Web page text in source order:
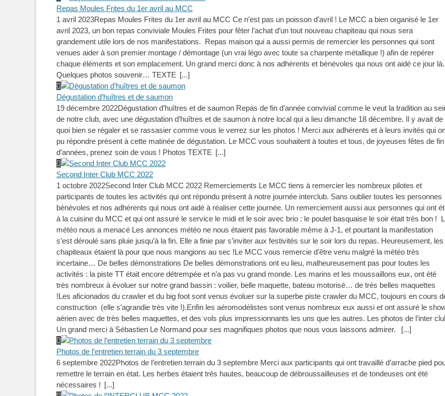
Repas Moules Frites du 1er avril au MCC
1 avril 2023Repas Moules Frites du 1er avril au MCC Ce n’est pas un poisson d’avril ! Le MCC a bien organisé le 1er
avril 2023, un bon repas conviviale Moules Frites pour fêter l’achat d’un tout nouveau chapiteau qui nous sera
grandement utile lors de nos manifestations. Repas maison qui a aussi permis de remercier les personnes qui sont
venues aider à son premier montage / démontage (un vrai légo avec toute sa charpente métallique !) afin de repérer
chaque éléments et son emplacement. Un grand merci donc à nos adhérents et bénévoles qui nous ont aidé ce jour là.
Quelques photos souvenir… TEXTE [...]
Dégustation d’huîtres et de saumon
19 décembre 2022Dégustation d’huîtres et de saumon Repas de fin d’année convivial comme le veut la tradition au
de notre club, avec une dégustation d’huîtres et de saumon à notre local qui a lieu dimanche 18 décembre. Il y avait de
quoi bien se régaler et se rassasier comme vous le verrez sur les photos ! Merci aux adhérents et à leurs invités qui
pu répondre présent à cette matinée de dégustation. Le MCC vous souhaitent à toutes et tous, de joyeuses fêtes de fin
d’années, prenez soin de vous ! Photos TEXTE [...]
Second Inter Club MCC 2022
1 octobre 2022Second Inter Club MCC 2022 Remerciements Le MCC tiens à remercier les nombreux pilotes et
participants de toutes les activités qui ont répondu présent à notre journée interclub. Sans oublier toutes les personnes
bénévoles et nos adhérents qui nous ont aidé à réaliser cette journée. Un remerciement aussi aux personnes qui ont
à la cuisine du MCC et qui ont assuré le service le midi et le soir avec brio : le poulet basquaise le soir était très bon !
météo nous a menacé Les annonces météo ne nous étaient pas favorable même à J-1, et pourtant la manifestation
s’est déroulé sans pluie jusqu’à la fin. Elle a finie par s’inviter aux festivités sur le soir lors du repas. Heureusement, les
chapiteaux étaient là pour que nous mangions au sec !Le MCC vous remercie d’être venu malgré la météo très
incertaine… De belles démonstrations De belles démonstrations ont eu lieu, malheureusement pas pour toutes les
activités : la piste TT était encore détrempée et n’a pas vu grand monde. Les marins et les moussaillons eux, ont été
très nombreux à évoluer sur notre grand bassin : voilier, belle maquette, bateau motorisé… de très belles maquettes
!Les aficionados du crawler et du big foot sont venus évoluer sur la superbe piste crawler du MCC, toujours en cours
construction (elle s’agrandie très vite !).Enfin les aéromodélistes sont venus nombreux eux aussi et ont assuré le
aérien avec de très belles maquettes, et des vols plus impressionnants les uns que les autres. Les photos de l’inter
Un grand merci à Sébastien Le Normand pour ses magnifiques photos que nous vous laissons admirer.
[...]
Photos de l’entretien terrain du 3 septembre
6 septembre 2022Photos de l’entretien terrain du 3 septembre Merci aux participants qui ont travaillé d’arrache pied
remettre le terrain en état. Les herbes étaient très hautes, beaucoup de débroussailleuses et de tondeuses ont été
nécessaires ! [...]